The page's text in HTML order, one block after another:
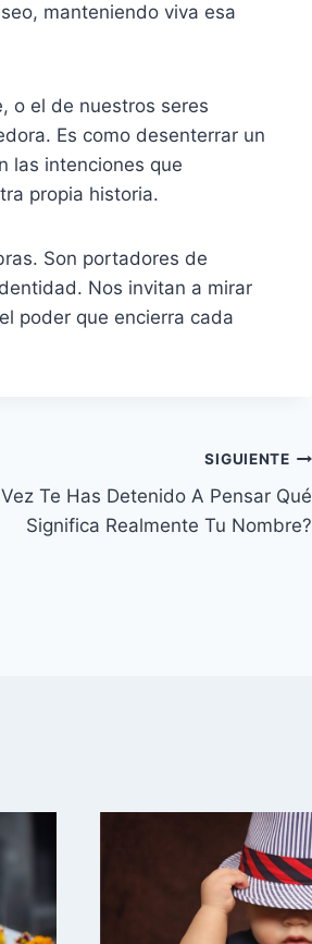
manteniendo viva esa
o el de nuestros seres
Es como desenterrar un
las intenciones que
propia historia.
Son portadores de
Nos invitan a mirar
poder que encierra cada
SIGUIENTE
Te Has Detenido A Pensar Qué
Significa Realmente Tu Nombre?